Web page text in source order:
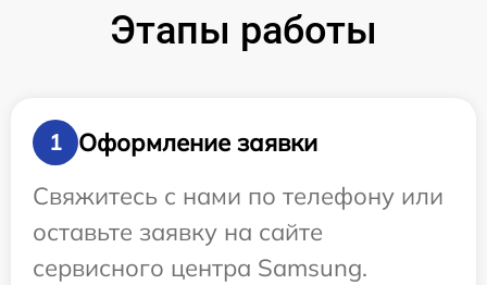
Этапы работы
1
Оформление заявки
Свяжитесь с нами по телефону или
оставьте заявку на сайте
сервисного центра Samsung.